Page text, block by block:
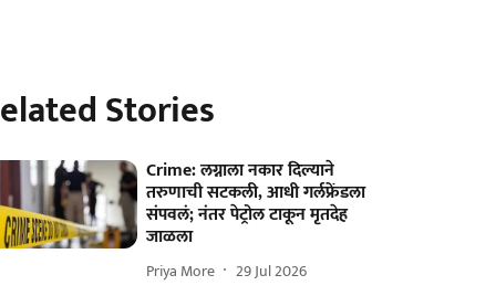
Stories
Crime: लग्नाला नकार दिल्याने
तरुणाची सटकली, आधी गर्लफ्रेंडला
संपवलं; नंतर पेट्रोल टाकून मृतदेह
जाळला
Priya More 29 Jul 2026